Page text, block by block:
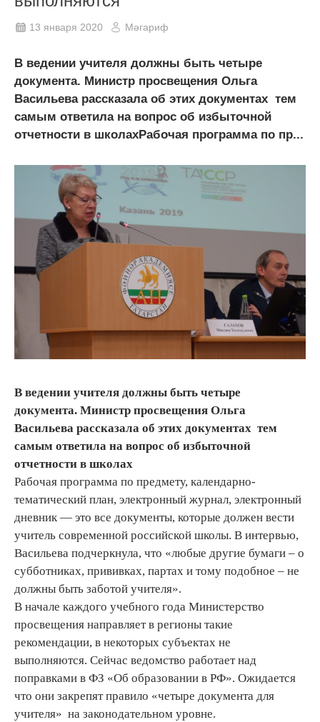
13 января 2020 Мәгариф
В ведении учителя должны быть четыре
документа. Министр просвещения Ольга
Васильева рассказала об этих документах тем
самым ответила на вопрос об избыточной
отчетности в школахРабочая программа по пр...
В ведении учителя должны быть четыре
документа. Министр просвещения Ольга
Васильева рассказала об этих документах тем
самым ответила на вопрос об избыточной
отчетности в школах
Рабочая программа по предмету, календарно-
тематический план, электронный журнал, электронный
дневник — это все документы, которые должен вести
учитель современной российской школы. В интервью,
Васильева подчеркнула, что «любые другие бумаги – о
субботниках, прививках, партах и тому подобное – не
должны быть заботой учителя».
В начале каждого учебного года Министерство
просвещения направляет в регионы такие
рекомендации, в некоторых субъектах не
выполняются. Сейчас ведомство работает над
поправками в ФЗ «Об образовании в РФ». Ожидается
что они закрепят правило «четыре документа для
учителя» на законодательном уровне.